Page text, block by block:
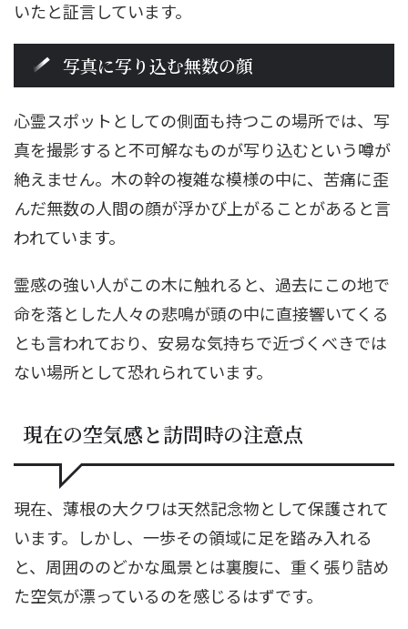
いたと証言しています。
写真に写り込む無数の顔
心霊スポットとしての側面も持つこの場所では、写
真を撮影すると不可解なものが写り込むという噂が
絶えません。木の幹の複雑な模様の中に、苦痛に歪
んだ無数の人間の顔が浮かび上がることがあると言
われています。
霊感の強い人がこの木に触れると、過去にこの地で
命を落とした人々の悲鳴が頭の中に直接響いてくる
とも言われており、安易な気持ちで近づくべきでは
ない場所として恐れられています。
現在の空気感と訪問時の注意点
現在、薄根の大クワは天然記念物として保護されて
います。しかし、一歩その領域に足を踏み入れる
と、周囲ののどかな風景とは裏腹に、重く張り詰め
た空気が漂っているのを感じるはずです。